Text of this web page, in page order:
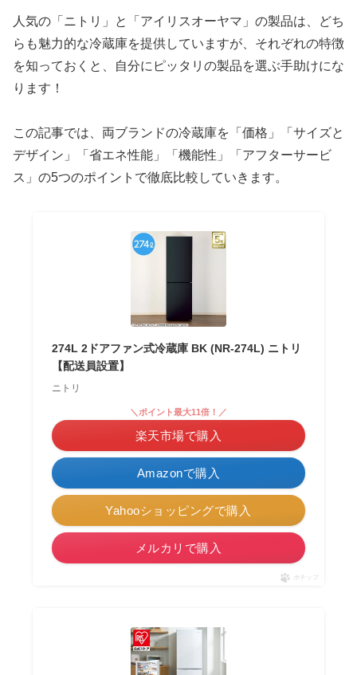
人気の「ニトリ」と「アイリスオーヤマ」の製品は、どち
らも魅力的な冷蔵庫を提供していますが、それぞれの特徴
を知っておくと、自分にピッタリの製品を選ぶ手助けにな
ります！
この記事では、両ブランドの冷蔵庫を「価格」「サイズと
デザイン」「省エネ性能」「機能性」「アフターサービ
ス」の5つのポイントで徹底比較していきます。
274L 2ドアファン式冷蔵庫 BK (NR-274L) ニトリ
【配送員設置】
ニトリ
Amazonで購入
＼ポイント最大11倍！／
楽天市場で購入
Yahooショッピングで購入
メルカリで購入
ポチップ